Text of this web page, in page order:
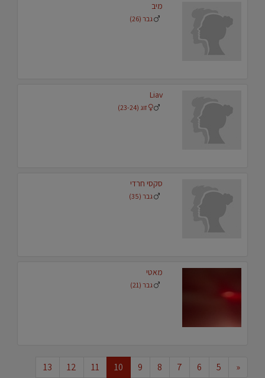
מיב
גבר (26)
Liav
זוג (23-24)
סקסי חרדי
גבר (35)
מאטי
גבר (21)
«
5
6
7
8
9
10
11
12
13